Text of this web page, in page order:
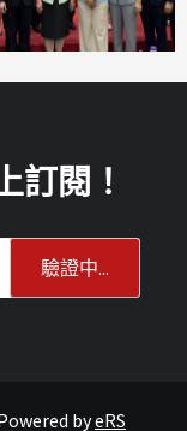
訂閱！
byeRS